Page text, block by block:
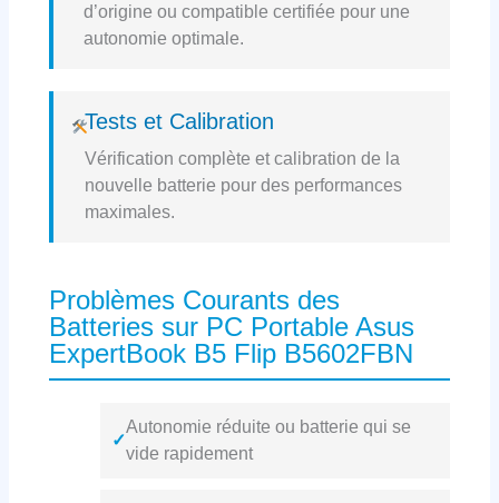
d’origine ou compatible certifiée pour une
autonomie optimale.
Tests et Calibration
Vérification complète et calibration de la
nouvelle batterie pour des performances
maximales.
Problèmes Courants des
Batteries sur PC Portable Asus
ExpertBook B5 Flip B5602FBN
✓
Autonomie réduite ou batterie qui se
vide rapidement